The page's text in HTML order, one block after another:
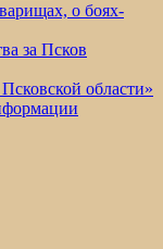
о боях-
за Псков
области»